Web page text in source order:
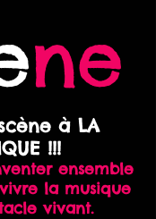
ne
à LA
!!!
ensemble
la musique
vivant.